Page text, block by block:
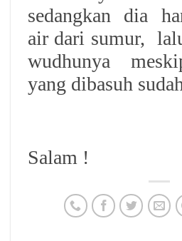
sedangkan dia
air dari sumur,
wudhunya
yang dibasuh
Salam !